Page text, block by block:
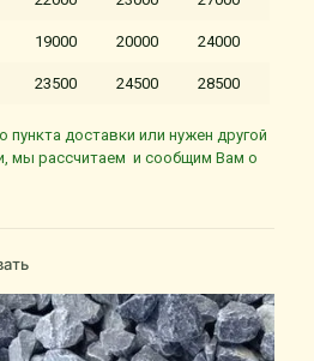
19000 20000 24000
23500 24500 28500
пункта доставки или нужен другой
мы рассчитаем и сообщим Вам о